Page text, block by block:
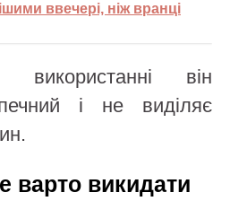
ввечері, ніж вранці
він
і не виділяє
варто викидати